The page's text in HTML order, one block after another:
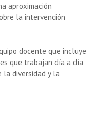
aproximación
la intervención
docente que incluye
que trabajan día a día
la diversidad y la